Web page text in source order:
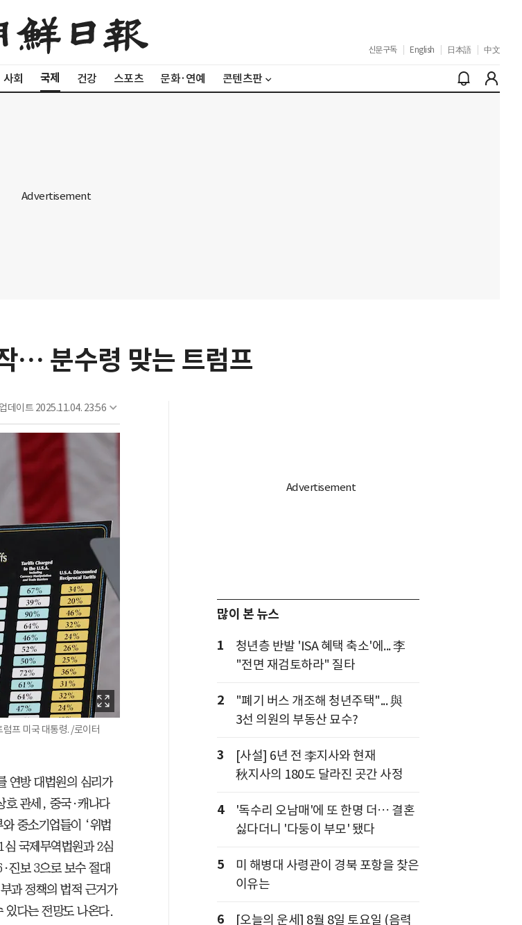
신문구독 English 日本語 中文
사회 국제 건강 스포츠 문화·연예 콘텐츠판
… 분수령 맞는 트럼프
업데이트 2025.11.04. 23:56
프 미국 대통령. /로이터
연방 대법원의 심리가
호 관세, 중국·캐나다
중소기업들이 ‘위법
국제무역법원과 2심
진보 3으로 보수 절대
과 정책의 법적 근거가
있다는 전망도 나온다.
많이 본 뉴스
1
청년층 반발 'ISA 혜택 축소'에... 李
"전면 재검토하라" 질타
2
"폐기 버스 개조해 청년주택"... 與
3선 의원의 부동산 묘수?
3
[사설] 6년 전 李지사와 현재
秋지사의 180도 달라진 곳간 사정
4
'독수리 오남매'에 또 한명 더… 결혼
싫다더니 '다둥이 부모' 됐다
5
미 해병대 사령관이 경북 포항을 찾은
이유는
6
[오늘의 운세] 8월 8일 토요일 (음력